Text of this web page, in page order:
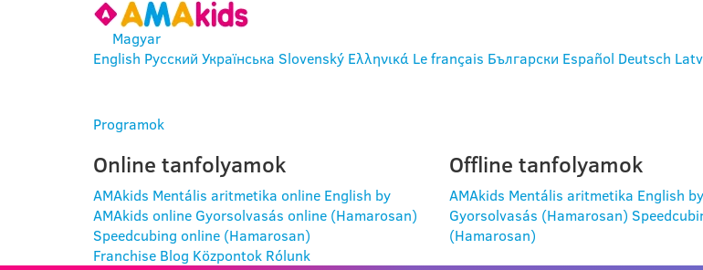
Magyar
English Русский Українська Slovenský Ελληνικά Le français Български Español Deutsch
Programok
Online tanfolyamok
AMAkids Mentális aritmetika online English by
AMAkids online Gyorsolvasás online (Hamarosan)
Speedcubing online (Hamarosan)
Offline tanfolyamok
AMAkids Mentális aritmetika English
Gyorsolvasás (Hamarosan)
(Hamarosan)
Franchise Blog Központok Rólunk